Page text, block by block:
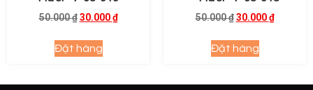
50.000₫ 30.000₫
Đặt hàng
50.000₫ 30.000₫
Đặt hàng